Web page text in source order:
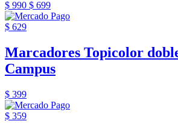
$ 990 $ 699
$ 629
Marcadores Topicolor
Campus
$ 399
$ 359